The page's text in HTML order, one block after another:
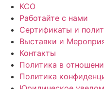
КСО
Работайте с нами
Сертификаты и
Выставки и
Контакты
Политика в
Политика